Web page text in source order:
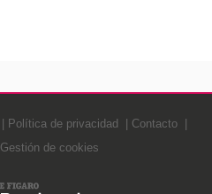
Política de privacidad
Contacto
Gestión de cookies